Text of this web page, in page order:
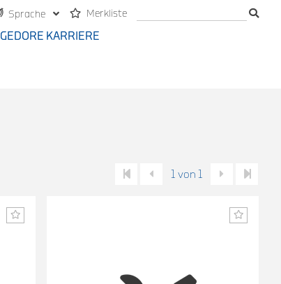
Sprache Merkliste
GEDORE KARRIERE
1 von 1